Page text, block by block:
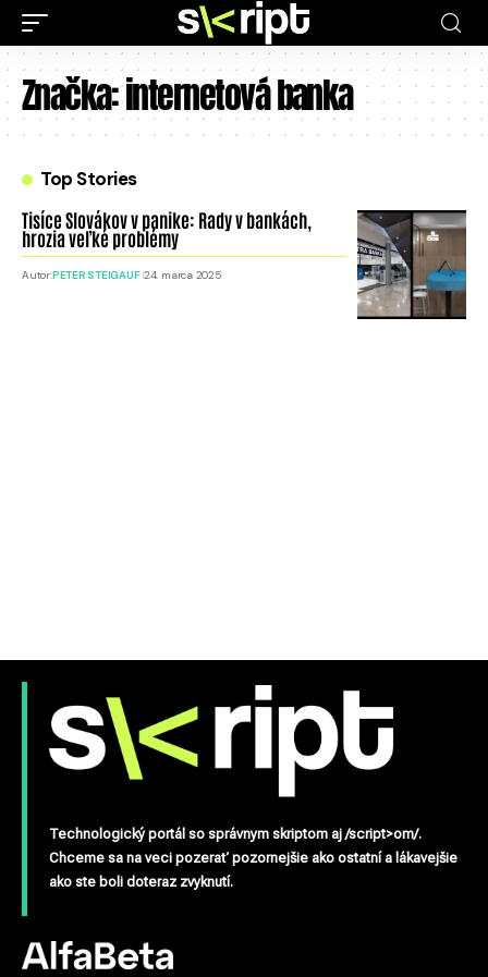
Značka:internetová banka
Top Stories
Tisíce Slovákov v panike: Rady v bankách,
hrozia veľké problémy
Autor:PETER STEIGAUF 24. marca 2025
Technologický portál so správnym skriptom aj /script>om/.
Chceme sa na veci pozerať pozornejšie ako ostatní a lákavejšie
ako ste boli doteraz zvyknutí.